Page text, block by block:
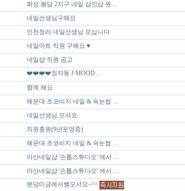
화성 봉담 2지구 네일 샵인샵 원…
네일선생님구해요
인천청라 네일선생님 모십니다
네일아트 직원 구해요 ♥
네일샵 직원 공고
❤️❤️❤️❤️정자동 J MOOD…
함께 해요
해운대 초코비지 네일 & 속눈썹 …
네일선생님 모셔요
직원충원(9년운영중)
해운대 초코비지 네일 & 속눈썹 …
마산네일샵 '손톱스튜디오' 에서 …
마산네일샵 '손톱스튜디오' 에서 …
분당미금에서쌤모셔요~^^